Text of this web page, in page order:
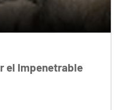
el Impenetrable